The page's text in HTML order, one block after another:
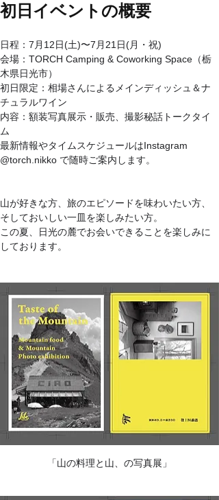
初日イベントの概要
日程：7月12日(土)〜7月21日(月・祝)
会場：TORCH Camping & Coworking Space（栃
木県日光市）
初日限定：相場さんによるメインディッシュ＆ナ
チュラルワイン
内容：額装写真展示・販売、撮影秘話トークタイ
ム
最新情報やタイムスケジュールはInstagram
@torch.nikko で随時ご案内します。
山が好きな方、旅のエピソードを味わいたい方、
そしておいしい一皿を楽しみたい方。
この夏、日光の麓でお会いできることを楽しみに
しております。
「山の料理と山、の写真展」